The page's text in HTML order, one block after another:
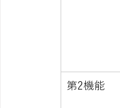
第2機能